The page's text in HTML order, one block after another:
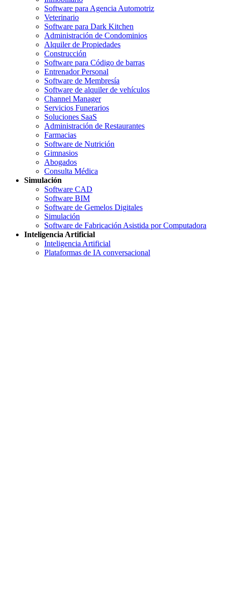
Software para Agencia Automotriz
Veterinario
Software para Dark Kitchen
Administración de Condominios
Alquiler de Propiedades
Construcción
Software para Código de barras
Entrenador Personal
Software de Membresía
Software de alquiler de vehículos
Channel Manager
Servicios Funerarios
Soluciones SaaS
Administración de Restaurantes
Farmacias
Software de Nutrición
Gimnasios
Abogados
Consulta Médica
Simulación
Software CAD
Software BIM
Software de Gemelos Digitales
Simulación
Software de Fabricación Asistida por Computadora
Inteligencia Artificial
Inteligencia Artificial
Plataformas de IA conversacional